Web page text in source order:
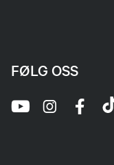
FØLG OSS